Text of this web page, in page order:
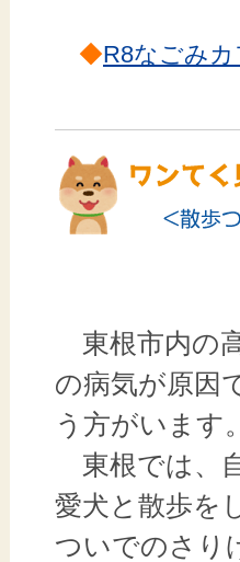
◆R8なごみ
東根市内の
の病気が原因
う方がいます。
東根では、
愛犬と散歩を
ついでのさり